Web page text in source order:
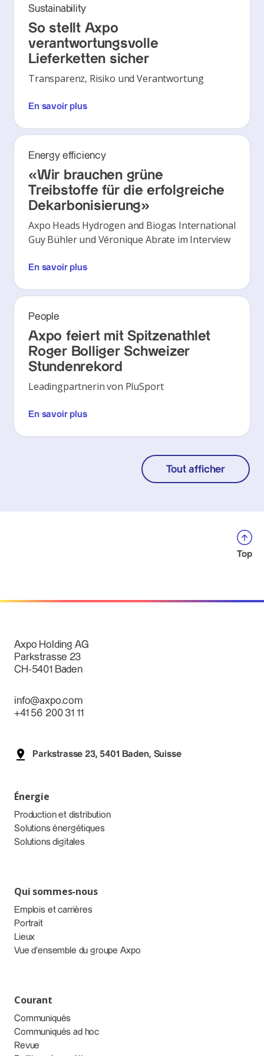
Sustainability
So stellt Axpo
verantwortungsvolle
Lieferketten sicher
Transparenz, Risiko und Verantwortung
En savoir plus
Energy efficiency
«Wir brauchen grüne
Treibstoffe für die erfolgreiche
Dekarbonisierung»
Axpo Heads Hydrogen and Biogas International
Guy Bühler und Véronique Abrate im Interview
En savoir plus
People
Axpo feiert mit Spitzenathlet
Roger Bolliger Schweizer
Stundenrekord
Leadingpartnerin von PluSport
En savoir plus
Tout afficher
Top
Axpo Holding AG
Parkstrasse 23
CH-5401 Baden
info@axpo.com
+41 56 200 31 11
Parkstrasse 23, 5401 Baden, Suisse
Énergie
Production et distribution
Solutions énergétiques
Solutions digitales
Qui sommes-nous
Emplois et carrières
Portrait
Lieux
Vue d’ensemble du groupe Axpo
Courant
Communiqués
Communiqués ad hoc
Revue